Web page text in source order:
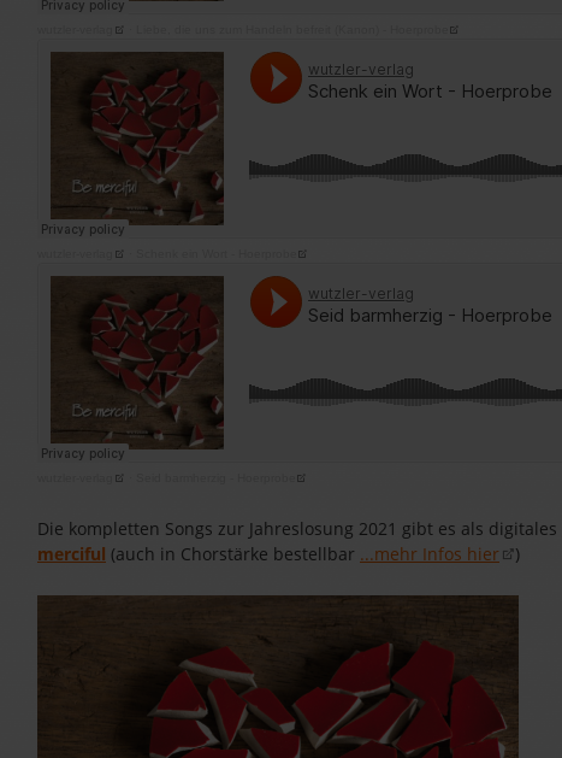
Die kompletten Songs zur Jahreslosung 2021 gibt es als digitales
merciful (auch in Chorstärke bestellbar ...mehr Infos hier )